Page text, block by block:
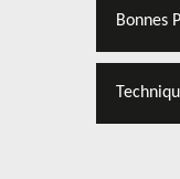
Bonnes